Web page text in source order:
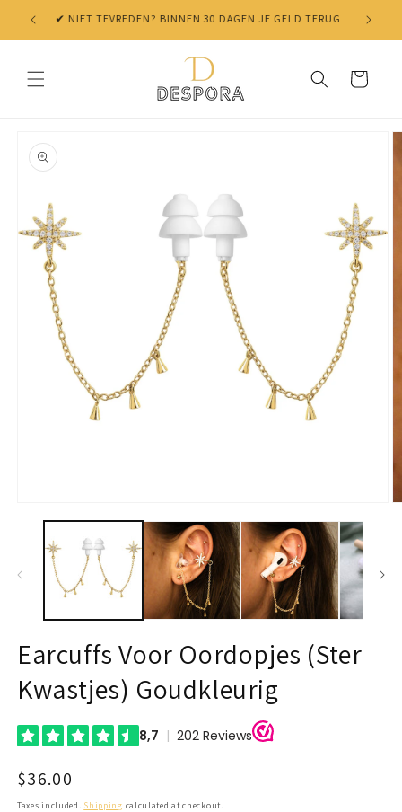
Skip to
content
✔ NIET TEVREDEN? BINNEN 30 DAGEN JE GELD TERUG
Cart
product
information
media
Earcuffs Voor Oordopjes (Ster
Kwastjes) Goudkleurig
Regular
$36.00
Taxes included. Shipping calculated at checkout.